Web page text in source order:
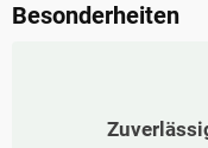
Besonderheiten